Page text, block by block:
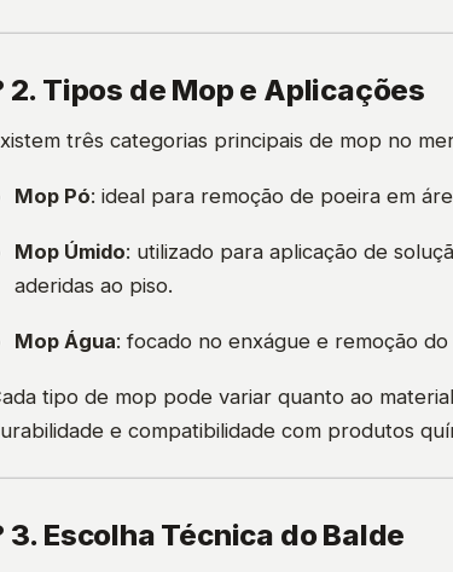
2. Tipos de Mop e Aplicações
três categorias principais de mop no
Mop Pó: ideal para remoção de poeira em
Mop Úmido: utilizado para aplicação de
aderidas ao piso.
Mop Água: focado no enxágue e remoção
tipo de mop pode variar quanto ao
e compatibilidade com produtos
3. Escolha Técnica do Balde